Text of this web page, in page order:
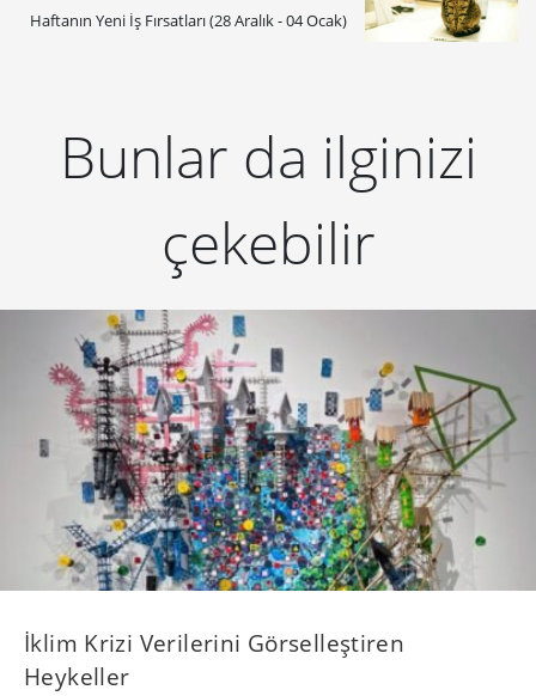
Haftanın Yeni İş Fırsatları (28 Aralık - 04 Ocak)
Bunlar da ilginizi
çekebilir
İklim Krizi Verilerini Görselleştiren
Heykeller